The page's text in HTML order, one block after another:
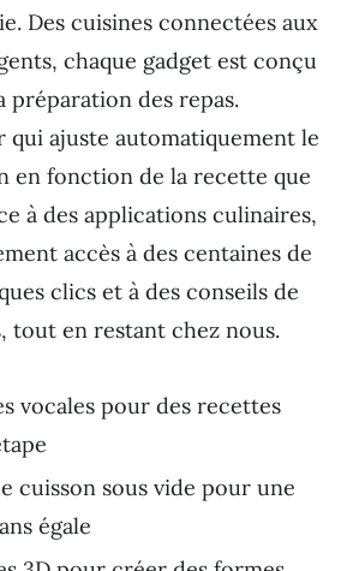
Des cuisines connectées aux
chaque gadget est conçu
des repas.
qui ajuste automatiquement le
en fonction de la recette que
à des applications culinaires,
accès à des centaines de
clics et à des conseils de
tout en restant chez nous.
vocales pour des recettes
cuisson sous vide pour une
égale